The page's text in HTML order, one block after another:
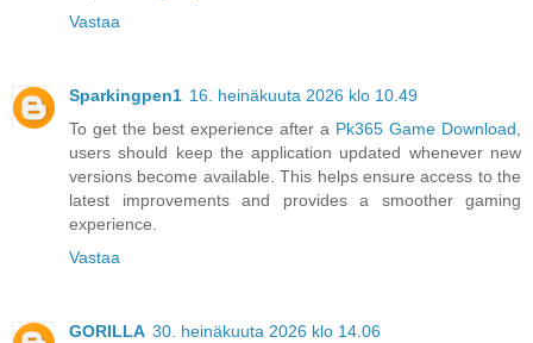
Vastaa
Sparkingpen1 16. heinäkuuta 2026 klo 10.49
To get the best experience after a Pk365 Game Download
users should keep the application updated whenever new
versions become available. This helps ensure access to the
latest improvements and provides a smoother gaming
experience.
Vastaa
GORILLA 30. heinäkuuta 2026 klo 14.06